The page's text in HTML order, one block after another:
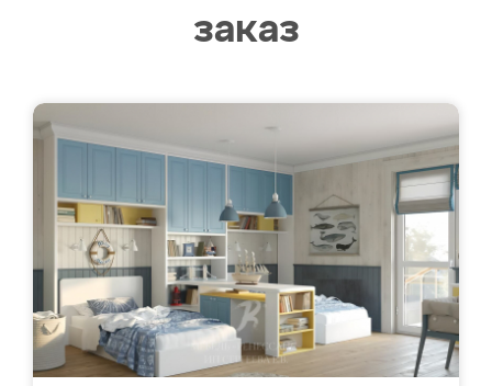
заказ